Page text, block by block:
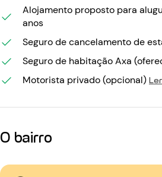
Alojamento proposto para
anos
Seguro de cancelamento de
Seguro de habitação Axa
Motorista privado (opcional)
O bairro